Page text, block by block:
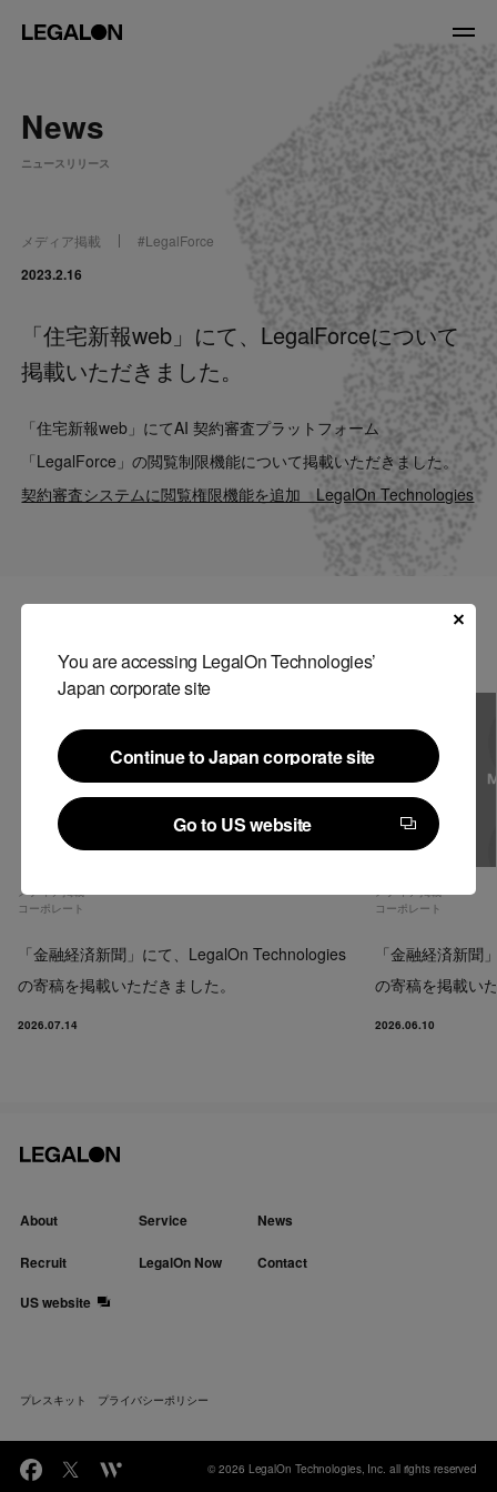
About
会社情報 役員紹介
Service
News
LegalOn Now
You are accessing LegalOn Technologies’
Japan corporate site
Continue to Japan corporate site
Continue to Japan corporate site
Go to US website
Go to US website
News
ニュースリリース
メディア掲載 #LegalForce
2023.2.16
「住宅新報web」にて、LegalForceについて
掲載いただきました。
「住宅新報web」にてAI 契約審査プラットフォーム
「LegalForce」の閲覧制限機能について掲載いただきました。
契約審査システムに閲覧権限機能を追加 LegalOn Technologies
メディア掲載
コーポレート
「金融経済新聞」にて、LegalOn Technologies
の寄稿を掲載いただきました。
2026.07.14
コーポレート
「金融経済新聞
の寄稿を掲載い
2026.06.10
About Service News
Recruit LegalOn Now
Contact
US website
プレスキット プライバシーポリシー
© 2026 LegalOn Technologies, Inc. all rights reserved